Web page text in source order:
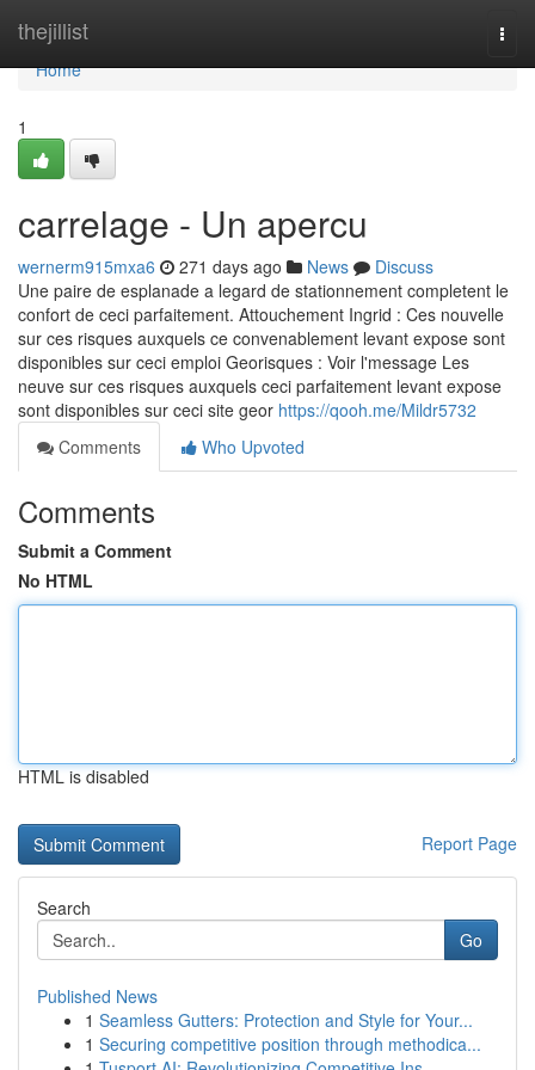
thejillist
Home
Home
1
carrelage - Un apercu
wernerm915mxa6 271 days ago News
Discuss
Une paire de esplanade a legard de stationnement completent le
confort de ceci parfaitement. Attouchement Ingrid : Ces nouvelle
sur ces risques auxquels ce convenablement levant expose sont
disponibles sur ceci emploi Georisques : Voir l'message Les
neuve sur ces risques auxquels ceci parfaitement levant expose
sont disponibles sur ceci site geor https://qooh.me/Mildr5732
Comments
Who Upvoted
Comments
Submit a Comment
No HTML
HTML is disabled
Report Page
Search
Go
Published News
1 Seamless Gutters: Protection and Style for Your...
1 Securing competitive position through methodica...